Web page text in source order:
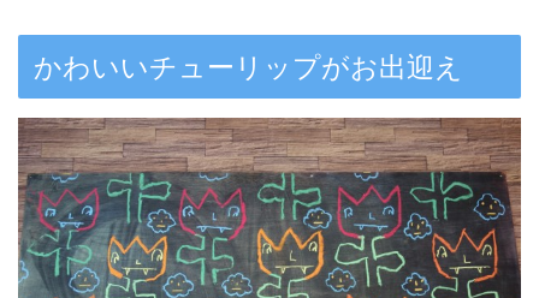
かわいいチューリップがお出迎え